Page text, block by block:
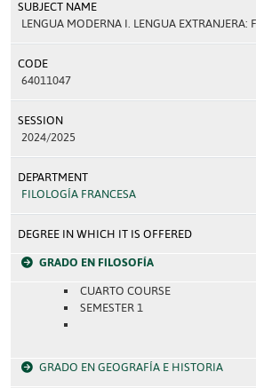
SUBJECT NAME
LENGUA MODERNA I. LENGUA EXTRANJERA:
CODE
64011047
SESSION
2024/2025
DEPARTMENT
FILOLOGÍA FRANCESA
DEGREE IN WHICH IT IS OFFERED
GRADO EN FILOSOFÍA
CUARTO COURSE
SEMESTER 1
GRADO EN GEOGRAFÍA E HISTORIA